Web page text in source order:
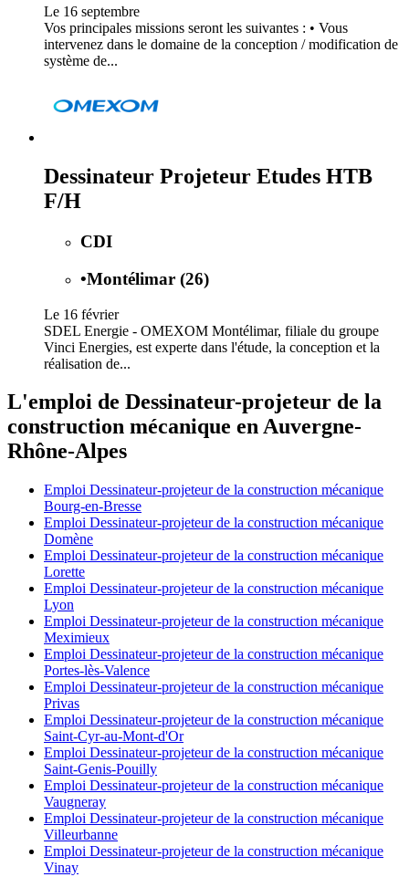
Le 16 septembre
Vos principales missions seront les suivantes : • Vous
intervenez dans le domaine de la conception / modification de
système de...
Dessinateur Projeteur Etudes HTB
F/H
CDI
•Montélimar (26)
Le 16 février
SDEL Energie - OMEXOM Montélimar, filiale du groupe
Vinci Energies, est experte dans l'étude, la conception et la
réalisation de...
L'emploi de Dessinateur-projeteur de la
construction mécanique en Auvergne-
Rhône-Alpes
Emploi Dessinateur-projeteur de la construction mécanique
Bourg-en-Bresse
Emploi Dessinateur-projeteur de la construction mécanique
Domène
Emploi Dessinateur-projeteur de la construction mécanique
Lorette
Emploi Dessinateur-projeteur de la construction mécanique
Lyon
Emploi Dessinateur-projeteur de la construction mécanique
Meximieux
Emploi Dessinateur-projeteur de la construction mécanique
Portes-lès-Valence
Emploi Dessinateur-projeteur de la construction mécanique
Privas
Emploi Dessinateur-projeteur de la construction mécanique
Saint-Cyr-au-Mont-d'Or
Emploi Dessinateur-projeteur de la construction mécanique
Saint-Genis-Pouilly
Emploi Dessinateur-projeteur de la construction mécanique
Vaugneray
Emploi Dessinateur-projeteur de la construction mécanique
Villeurbanne
Emploi Dessinateur-projeteur de la construction mécanique
Vinay